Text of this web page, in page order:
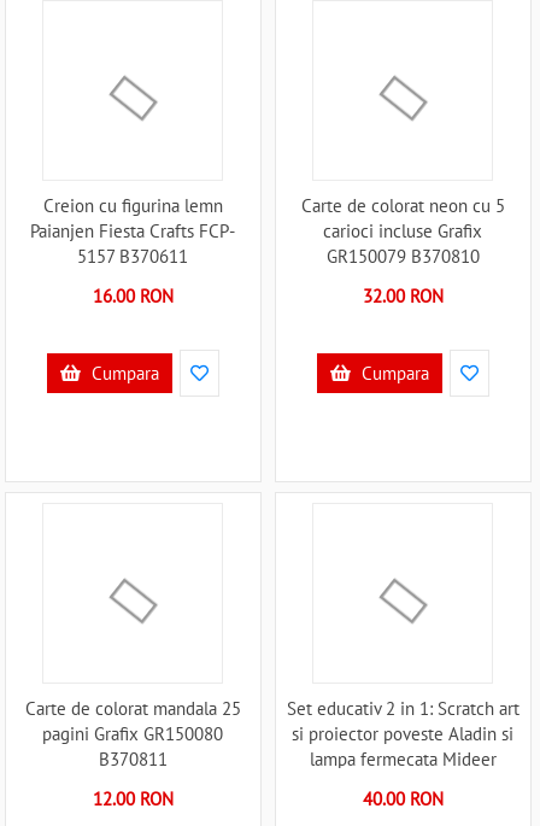
Creion cu figurina lemn
Paianjen Fiesta Crafts FCP-
5157 B370611
16.00 RON
Cumpara
Carte de colorat neon cu 5
carioci incluse Grafix
GR150079 B370810
32.00 RON
Cumpara
Carte de colorat mandala 25
pagini Grafix GR150080
B370811
12.00 RON
Set educativ 2 in 1: Scratch art
si proiector poveste Aladin si
lampa fermecata Mideer
40.00 RON